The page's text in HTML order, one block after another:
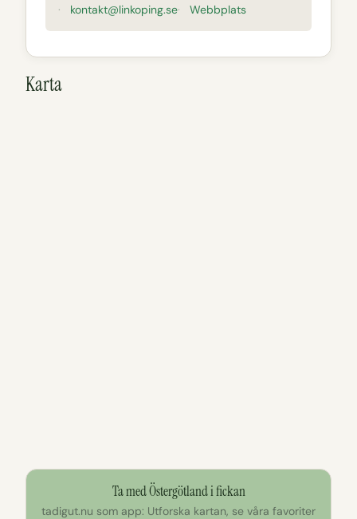
kontakt@linkoping.se Webbplats
Karta
Ta med Östergötland i fickan
tadigut.nu som app: Utforska kartan, se våra favoriter